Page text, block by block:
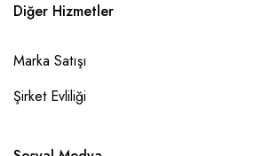
Diğer Hizmetler
Marka Satışı
Şirket Evliliği